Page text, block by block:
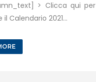
> Clicca qui per
il Calendario 2021...